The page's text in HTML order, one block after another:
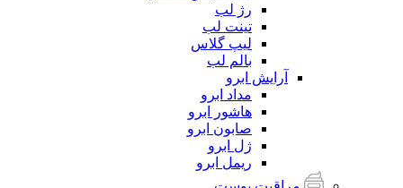
رژ لب
تینت لب
لیپ گلاس
بالم لب
آرایش ابرو
مداد ابرو
هاشور ابرو
صابون ابرو
ژل ابرو
ریمل ابرو